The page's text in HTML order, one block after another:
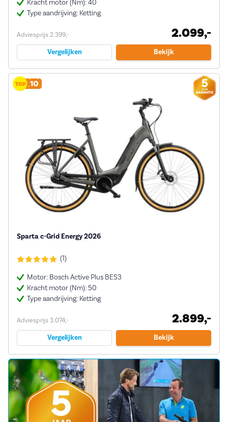
Kracht motor (Nm): 40
Type aandrijving: Ketting
Adviesprijs 2.399,- 2.099,-
Vergelijken Bekijk
Sparta c-Grid Energy 2026
(1)
Motor: Bosch Active Plus BES3
Kracht motor (Nm): 50
Type aandrijving: Ketting
Adviesprijs 3.074,- 2.899,-
Vergelijken Bekijk